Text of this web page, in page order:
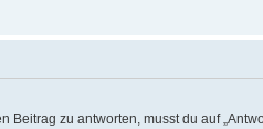
zu antworten, musst du auf